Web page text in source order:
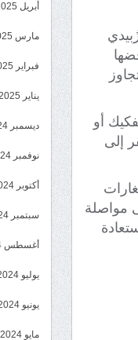
أو
إلى
مواصلة
أبريل 2025
مارس 2025
فبراير 2025
يناير 2025
ديسمبر 2024
نوفمبر 2024
أكتوبر 2024
سبتمبر 2024
أغسطس 2024
يوليو 2024
يونيو 2024
مايو 2024